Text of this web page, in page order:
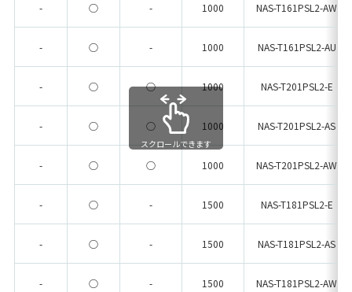
女性活躍／一般事業主行動計画
製品動画案内
資料請求
個人情報保護方針
- ○ - 1000 NAS-T161PSL2-AW
- ○ - 1000 NAS-T161PSL2-AU
- ○ ○ 1000 NAS-T201PSL2-E
- ○ ○ 1000 NAS-T201PSL2-AS
- ○ ○ 1000 NAS-T201PSL2-AW
- ○ - 1500 NAS-T181PSL2-E
- ○ - 1500 NAS-T181PSL2-AS
- ○ - 1500 NAS-T181PSL2-AW
スクロールできます